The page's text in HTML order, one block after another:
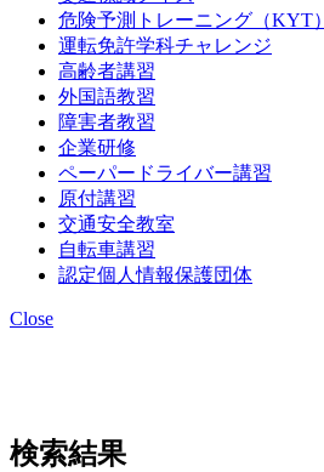
危険予測トレーニング（KYT）
運転免許学科チャレンジ
高齢者講習
外国語教習
障害者教習
企業研修
ペーパードライバー講習
原付講習
交通安全教室
自転車講習
認定個人情報保護団体
Close
検索結果